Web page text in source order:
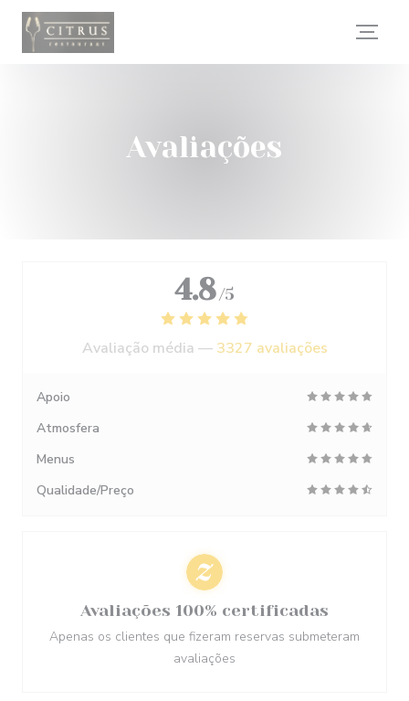
Painel de Gerenciamento de Cookies
Avaliações
4.8 /5
Avaliação média — 3327 avaliações
Apoio
Atmosfera
Menus
Qualidade/Preço
Avaliações 100% certificadas
Apenas os clientes que fizeram reservas submeteram
avaliações